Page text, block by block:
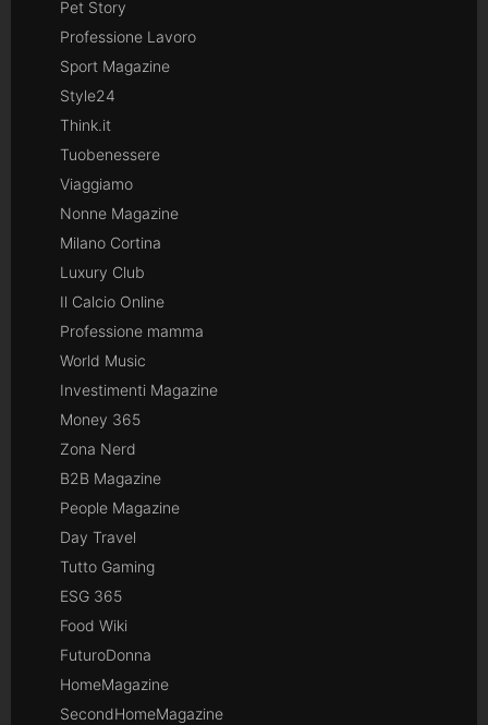
Pet Story
Professione Lavoro
Sport Magazine
Style24
Think.it
Tuobenessere
Viaggiamo
Nonne Magazine
Milano Cortina
Luxury Club
Il Calcio Online
Professione mamma
World Music
Investimenti Magazine
Money 365
Zona Nerd
B2B Magazine
People Magazine
Day Travel
Tutto Gaming
ESG 365
Food Wiki
FuturoDonna
HomeMagazine
SecondHomeMagazine